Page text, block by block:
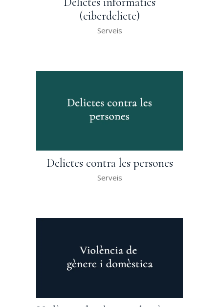
(ciberdelicte)
Serveis
Delictes contra les persones
Serveis